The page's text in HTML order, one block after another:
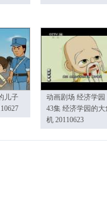
儿子
动画剧场 经济学园
43集 经济学园的大
机 20110623